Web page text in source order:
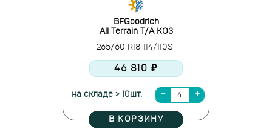
BFGoodrich
All Terrain T/A KO3
265/60 R18 114/110S
46 810 ₽
на складе > 10шт.
В КОРЗИНУ